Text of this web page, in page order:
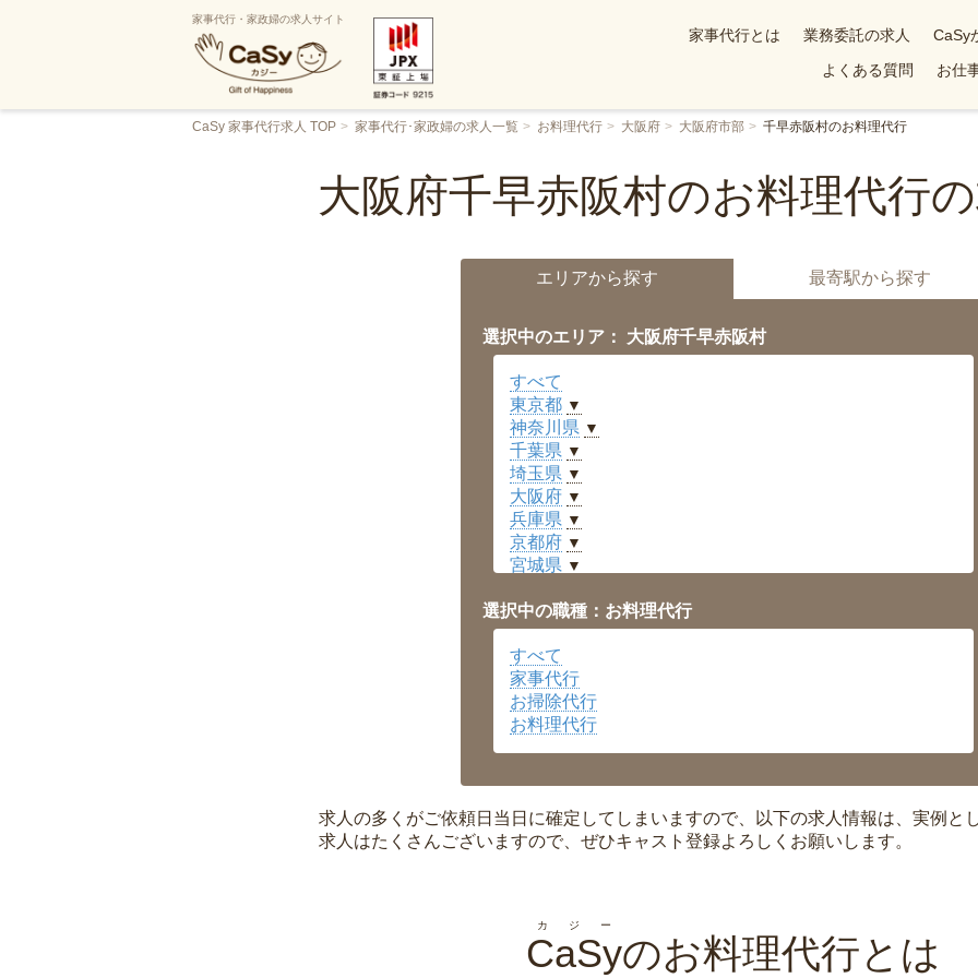
家事代行・家政婦の求人サイト
家事代行とは 業務委託の求人 CaSy
よくある質問
お仕
CaSy 家事代行求人 TOP 家事代行･家政婦の求人一覧 お料理代行 大阪府 大阪府市部 千早赤阪村のお料理代行
大阪府千早赤阪村のお料理代行
エリアから探す 最寄駅から探す
選択中のエリア： 大阪府千早赤阪村
すべて
東京都 ▼
神奈川県 ▼
千葉県 ▼
埼玉県 ▼
大阪府 ▼
兵庫県 ▼
京都府 ▼
宮城県 ▼
福井県 ▼
岡山県 ▼
広島県
沖縄県 ▼
選択中の職種：お料理代行
すべて
家事代行
お掃除代行
お料理代行
求人の多くがご依頼日当日に確定してしまいますので、以下の求人情報は、実例と
求人はたくさんございますので、ぜひキャスト登録よろしくお願いします。
CaSy
カジー
のお料理代行とは